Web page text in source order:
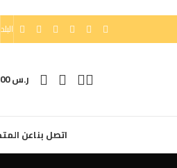
البلد
ر.س0,00
اتصل بناعن